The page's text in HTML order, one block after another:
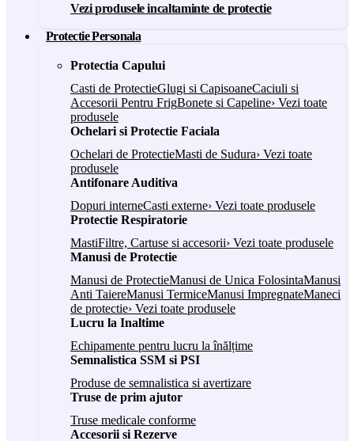
Vezi produsele incaltaminte de protectie
Protectie Personala
Protectia Capului
Casti de ProtectieGlugi si CapisoaneCaciuli si
Accesorii Pentru FrigBonete si Capeline› Vezi toate
produsele
Ochelari si Protectie Faciala
Ochelari de ProtectieMasti de Sudura› Vezi toate
produsele
Antifonare Auditiva
Dopuri interneCasti externe› Vezi toate produsele
Protectie Respiratorie
MastiFiltre, Cartuse si accesorii› Vezi toate produsele
Manusi de Protectie
Manusi de ProtectieManusi de Unica FolosintaManusi
Anti TaiereManusi TermiceManusi ImpregnateManeci
de protectie› Vezi toate produsele
Lucru la Inaltime
Echipamente pentru lucru la înălțime
Semnalistica SSM si PSI
Produse de semnalistica si avertizare
Truse de prim ajutor
Truse medicale conforme
Accesorii si Rezerve